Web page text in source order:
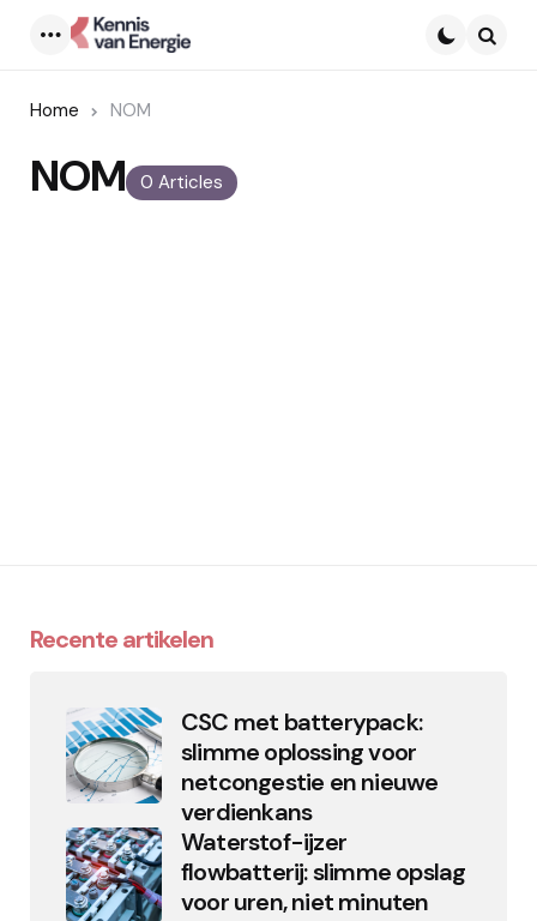
Home NOM
0 Articles
NOM
Recente artikelen
CSC met batterypack:
slimme oplossing voor
netcongestie en nieuwe
verdienkans
Waterstof-ijzer
flowbatterij: slimme opslag
voor uren, niet minuten